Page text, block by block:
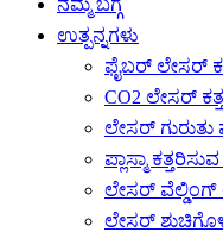
ಉತ್ಪನ್ನಗಳು
ಫೈಬರ್ ಲೇಸರ್
CO2 ಲೇಸರ್
ಲೇಸರ್
ಪ್ಲಾಸ್ಮಾ
ಲೇಸರ್ ವೆಲ್ಡಿಂಗ್
ಲೇಸರ್